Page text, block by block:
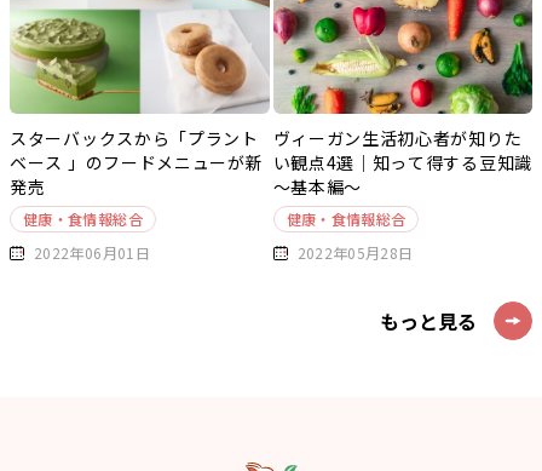
スターバックスから「プラント
ベース 」のフードメニューが新
発売
健康・食情報総合
2022年06月01日
ヴィーガン生活初心者が知りた
い観点4選｜知って得する豆知識
～基本編～
健康・食情報総合
2022年05月28日
もっと見る